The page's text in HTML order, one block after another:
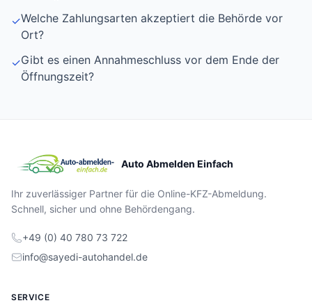
✓Welche Zahlungsarten akzeptiert die Behörde vor
Ort?
✓Gibt es einen Annahmeschluss vor dem Ende der
Öffnungszeit?
Auto Abmelden Einfach
Ihr zuverlässiger Partner für die Online-KFZ-Abmeldung.
Schnell, sicher und ohne Behördengang.
+49 (0) 40 780 73 722
info@sayedi-autohandel.de
SERVICE